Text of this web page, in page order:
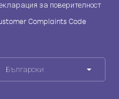
за поверителност
Complaints Code
Български